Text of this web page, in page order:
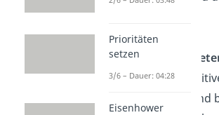
Stärken &
Nenne deine
Eigenschaften und
Prioritäten
setzen
3/6 – Dauer: 04:28
Eisenhower